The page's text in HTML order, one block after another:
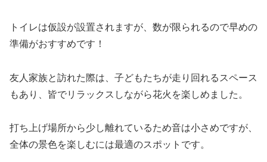
トイレは仮設が設置されますが、数が限られるので早めの
準備がおすすめです！
友人家族と訪れた際は、子どもたちが走り回れるスペース
もあり、皆でリラックスしながら花火を楽しめました。
打ち上げ場所から少し離れているため音は小さめですが、
全体の景色を楽しむには最適のスポットです。